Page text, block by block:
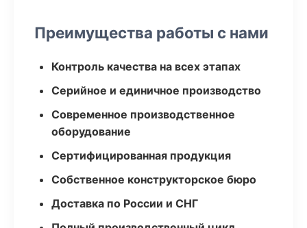
Преимущества работы с нами
Контроль качества на всех этапах
Серийное и единичное производство
Современное производственное
оборудование
Сертифицированная продукция
Собственное конструкторское бюро
Доставка по России и СНГ